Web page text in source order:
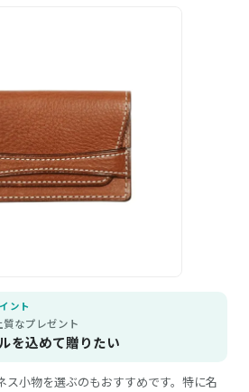
ント
なプレゼント
を込めて贈りたい
ス小物を選ぶのもおすすめです。特に名